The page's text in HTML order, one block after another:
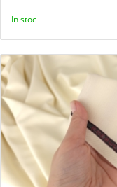
In stoc